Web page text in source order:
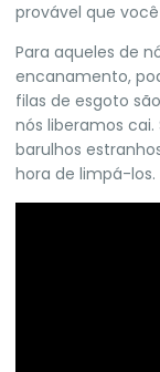
provável que
Para aqueles de
encanamento,
filas de esgoto
nós liberamos
barulhos
hora de limpá-los.